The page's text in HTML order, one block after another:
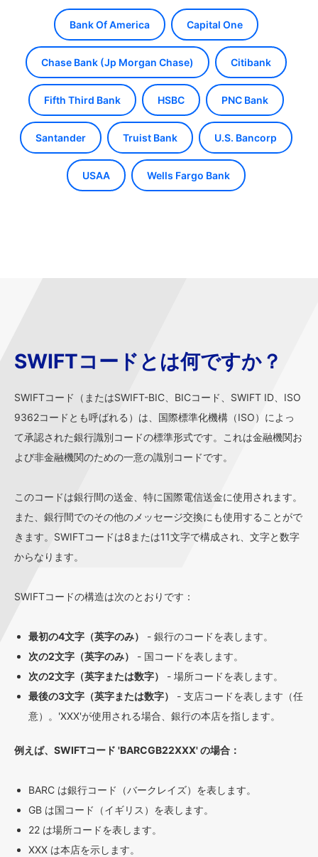
Bank Of America Capital One
Chase Bank (Jp Morgan Chase) Citibank
Fifth Third Bank HSBC PNC Bank
Santander Truist Bank U.S. Bancorp
USAA Wells Fargo Bank
SWIFTコードとは何ですか？
SWIFTコード（またはSWIFT-BIC、BICコード、SWIFT ID、ISO
9362コードとも呼ばれる）は、国際標準化機構（ISO）によっ
て承認された銀行識別コードの標準形式です。これは金融機関お
よび非金融機関のための一意の識別コードです。
このコードは銀行間の送金、特に国際電信送金に使用されます。
また、銀行間でのその他のメッセージ交換にも使用することがで
きます。SWIFTコードは8または11文字で構成され、文字と数字
からなります。
SWIFTコードの構造は次のとおりです：
最初の4文字（英字のみ）
- 銀行のコードを表します。
次の2文字（英字のみ）
- 国コードを表します。
次の2文字（英字または数字）
- 場所コードを表します。
最後の3文字（英字または数字）
- 支店コードを表します（任
意）。'XXX'が使用される場合、銀行の本店を指します。
例えば、SWIFTコード 'BARCGB22XXX' の場合：
BARC は銀行コード（バークレイズ）を表します。
GB は国コード（イギリス）を表します。
22 は場所コードを表します。
XXX は本店を示します。